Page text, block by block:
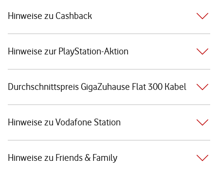
Hinweise zu Cashback
Hinweise zur PlayStation-Aktion
Durchschnittspreis GigaZuhause Flat 300 Kabel
Hinweise zu Vodafone Station
Hinweise zu Friends & Family